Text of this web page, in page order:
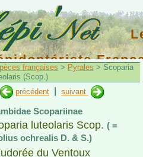
françaises > Pyrales > Scoparia
(Scop.)
précédent
suivant
Scopariinae
luteolaris Scop. ( =
ochrealis D. & S.)
du Ventoux